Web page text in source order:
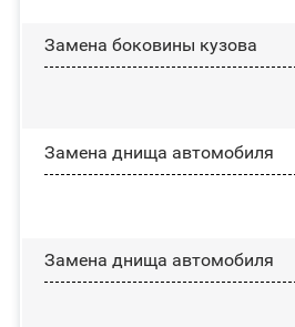
Замена боковины кузова
Замена днища автомобиля
Замена днища автомобиля